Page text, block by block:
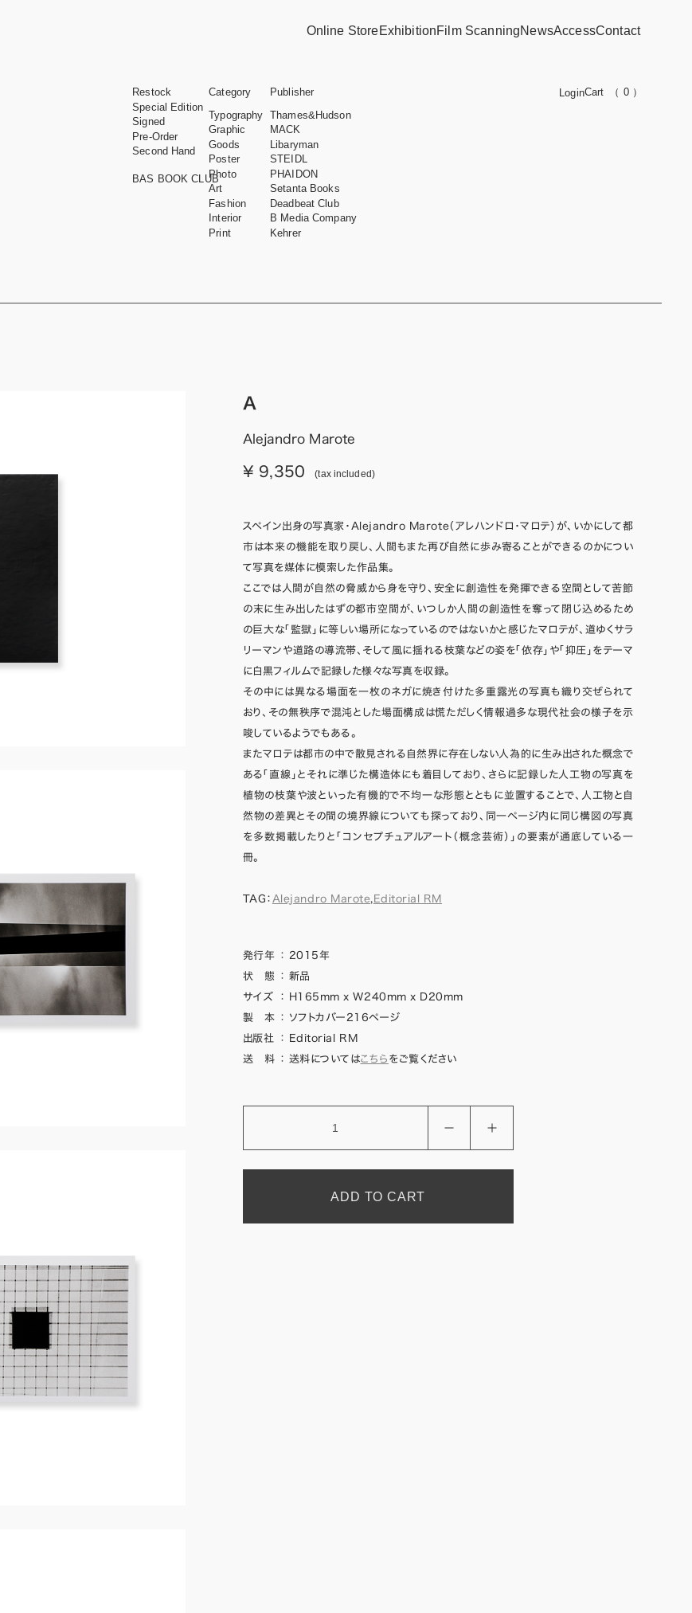
Online StoreExhibitionFilm ScanningNewsAccessContact
LoginCart （ 0 ）
Restock
Special Edition
Signed
Pre-Order
Second Hand
BAS BOOK CLUB
Category
Typography
Graphic
Goods
Poster
Photo
Art
Fashion
Interior
Print
Publisher
Thames&Hudson
MACK
Libaryman
STEIDL
PHAIDON
Setanta Books
Deadbeat Club
B Media Company
Kehrer
A
Alejandro Marote
¥ 9,350 (tax included)
スペイン出身の写真家・Alejandro Marote（アレハンドロ・マロテ）が、いかにして都
市は本来の機能を取り戻し、人間もまた再び自然に歩み寄ることができるのかについ
て写真を媒体に模索した作品集。
ここでは人間が自然の脅威から身を守り、安全に創造性を発揮できる空間として苦節
の末に生み出したはずの都市空間が、いつしか人間の創造性を奪って閉じ込めるため
の巨大な「監獄」に等しい場所になっているのではないかと感じたマロテが、道ゆくサラ
リーマンや道路の導流帯、そして風に揺れる枝葉などの姿を「依存」や「抑圧」をテーマ
に白黒フィルムで記録した様々な写真を収録。
その中には異なる場面を一枚のネガに焼き付けた多重露光の写真も織り交ぜられて
おり、その無秩序で混沌とした場面構成は慌ただしく情報過多な現代社会の様子を示
唆しているようでもある。
またマロテは都市の中で散見される自然界に存在しない人為的に生み出された概念で
ある「直線」とそれに準じた構造体にも着目しており、さらに記録した人工物の写真を
植物の枝葉や波といった有機的で不均一な形態とともに並置することで、人工物と自
然物の差異とその間の境界線についても探っており、同一ページ内に同じ構図の写真
を多数掲載したりと「コンセプチュアルアート（概念芸術）」の要素が通底している一
冊。
TAG： Alejandro Marote, Editorial RM
発行年 ：
2015年
状 態
： 新品
サイズ
：
H165mm x W240mm x D20mm
製 本
：
ソフトカバー216ページ
出版社
：
Editorial RM
送 料
： 送料についてはこちら をご覧ください
ADD TO CART